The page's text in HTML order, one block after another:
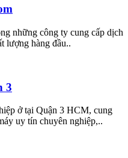
những công ty cung cấp dịch
lượng hàng đầu..
3
ở tại Quận 3 HCM, cung
uy tín chuyên nghiệp,..